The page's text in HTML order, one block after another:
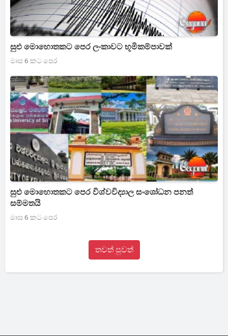
සුළු මොහොතකට පෙර ලංකාවට භූමිකම්පාවක්
මාස 6 කට පෙර
සුළු මොහොතකට පෙර විශ්වවිද්‍යාල සංශෝධන පනත්
සම්මතයි
මාස 6 කට පෙර
තවත් පුවත්